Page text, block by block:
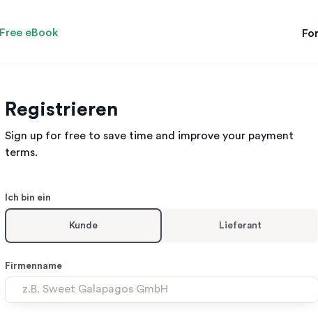
Free eBook
Registrieren
Sign up for free to save time and improve your payment
terms.
Ich bin ein
Kunde Lieferant
Firmenname